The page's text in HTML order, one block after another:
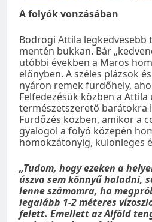
A folyók vonzásában
Bodrogi Attila legkedvesebb
mentén bukkan. Bár
utóbbi években a Maros
előnyben. A széles plázsok
nyáron remek fürdőhely,
Felfedezésük közben a Attila
természetszerető barátokra
Fürdőzés közben, amikor a
gyalogol a folyó közepén
homokzátonyig, különleges
„Tudom, hogy ezeken a
úszva sem könnyű haladni,
lenne számomra, ha
legalább 1-2 méteres
felett. Emellett az Alföld